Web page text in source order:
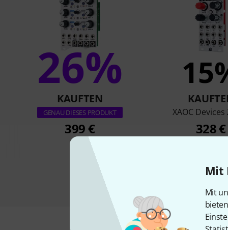
Mit
Mit
26%
KAUFTEN
GENAU DIESES PRODUKT
399 €
XAOC
328 €